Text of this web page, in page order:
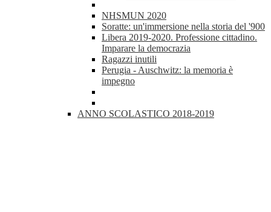
NHSMUN 2020
Soratte: un'immersione nella storia del '900
Libera 2019-2020. Professione cittadino.
Imparare la democrazia
Ragazzi inutili
Perugia - Auschwitz: la memoria è
impegno
ANNO SCOLASTICO 2018-2019